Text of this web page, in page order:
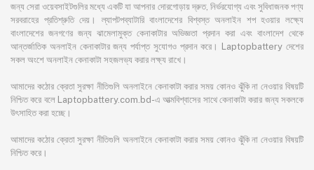
জন্য সেরা ওয়েবসাইটগুলির মধ্যে একটি যা আপনার দোরগোড়ায় দ্রুত, নির্ভরযোগ্য এবং সুবিধাজনক পণ্য
সরবরাহের প্রতিশ্রুতি দেয়। ল্যাপটপব্যাটারি বাংলাদেশের বিশ্বস্ত অনলাইন শপ হওয়ার লক্ষ্যে
বাংলাদেশের জনগণের জন্য ঝামেলামুক্ত কেনাকাটার অভিজ্ঞতা প্রদান করা এবং বাংলাদেশ থেকে
আন্তর্জাতিক অনলাইন কেনাকাটার জন্য পর্যাপ্ত সুযোগও প্রদান করে। Laptopbattery দেশের
সকল অংশে অনলাইন কেনাকাটা সহজলভ্য করার লক্ষ্য রাখে।
আমাদের কঠোর ক্রেতা সুরক্ষা নীতিগুলি অনলাইনে কেনাকাটা করার সময় কোনও ঝুঁকি না নেওয়ার বিষয়টি
নিশ্চিত করে বলে Laptopbattery.com.bd-এ আত্মবিশ্বাসের সাথে কেনাকাটা করার জন্য সকলকে
উৎসাহিত করা হচ্ছে।
আমাদের কঠোর ক্রেতা সুরক্ষা নীতিগুলি অনলাইনে কেনাকাটা করার সময় কোনও ঝুঁকি না নেওয়ার বিষয়টি
নিশ্চিত করে।